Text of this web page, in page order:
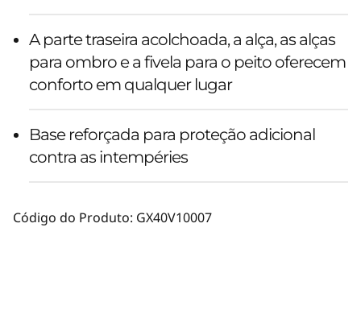
A parte traseira acolchoada, a alça, as alças
para ombro e a fivela para o peito oferecem
conforto em qualquer lugar
Base reforçada para proteção adicional
contra as intempéries
Código do Produto: GX40V10007